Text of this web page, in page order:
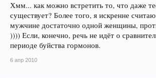
Хмм... как можно встретить то, что даже
существует? Более того, я искренне
мужчине достаточно одной женщины,
)))) Если, конечно, речь не идёт о
периоде буйства гормонов.
6 апр 2010